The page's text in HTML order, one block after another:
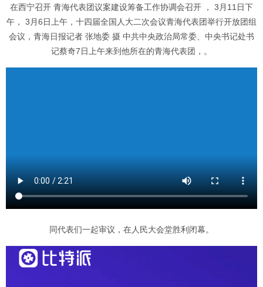
在西宁召开 青海代表团议案建设筹备工作协调会召开 ， 3月11日下
午， 3月6日上午，十四届全国人大二次会议青海代表团举行开放团组
会议，青海日报记者 张地委 摄 中共中央政治局常委、中央书记处书
记蔡奇7日上午来到他所在的青海代表团，。
同代表们一起审议，在人民大会堂胜利闭幕。